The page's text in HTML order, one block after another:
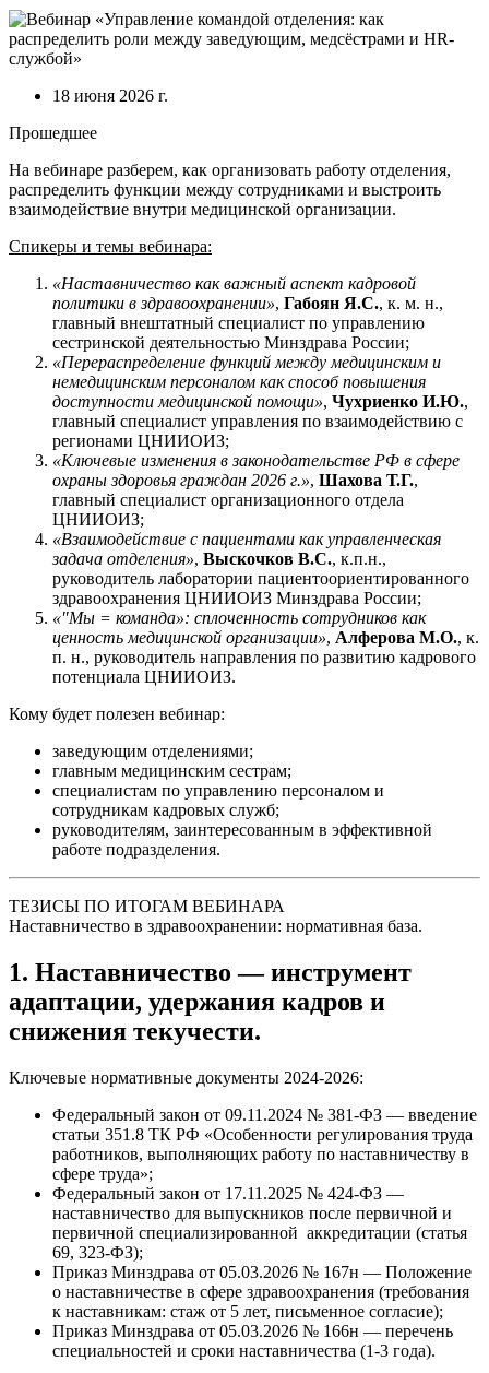
18 июня 2026 г.
Прошедшее
На вебинаре разберем, как организовать работу отделения,
распределить функции между сотрудниками и выстроить
взаимодействие внутри медицинской организации.
Спикеры и темы вебинара:
«Наставничество как важный аспект кадровой
политики в здравоохранении», Габоян Я.С., к. м. н.,
главный внештатный специалист по управлению
сестринской деятельностью Минздрава России;
«Перераспределение функций между медицинским и
немедицинским персоналом как способ повышения
доступности медицинской помощи», Чухриенко И.Ю.,
главный специалист управления по взаимодействию с
регионами ЦНИИОИЗ;
«Ключевые изменения в законодательстве РФ в сфере
охраны здоровья граждан 2026 г.», Шахова Т.Г.,
главный специалист организационного отдела
ЦНИИОИЗ;
«Взаимодействие с пациентами как управленческая
задача отделения», Выскочков В.С., к.п.н.,
руководитель лаборатории пациентоориентированного
здравоохранения ЦНИИОИЗ Минздрава России;
«"Мы = команда»: сплоченность сотрудников как
ценность медицинской организации», Алферова М.О., к.
п. н., руководитель направления по развитию кадрового
потенциала ЦНИИОИЗ.
Кому будет полезен вебинар:
заведующим отделениями;
главным медицинским сестрам;
специалистам по управлению персоналом и
сотрудникам кадровых служб;
руководителям, заинтересованным в эффективной
работе подразделения.
ТЕЗИСЫ ПО ИТОГАМ ВЕБИНАРА
Наставничество в здравоохранении: нормативная база.
1. Наставничество — инструмент
адаптации, удержания кадров и
снижения текучести.
Ключевые нормативные документы 2024-2026:
Федеральный закон от 09.11.2024 № 381-ФЗ — введение
статьи 351.8 ТК РФ «Особенности регулирования труда
работников, выполняющих работу по наставничеству в
сфере труда»;
Федеральный закон от 17.11.2025 № 424-ФЗ —
наставничество для выпускников после первичной и
первичной специализированной аккредитации (статья
69, 323-ФЗ);
Приказ Минздрава от 05.03.2026 № 167н — Положение
о наставничестве в сфере здравоохранения (требования
к наставникам: стаж от 5 лет, письменное согласие);
Приказ Минздрава от 05.03.2026 № 166н — перечень
специальностей и сроки наставничества (1-3 года).